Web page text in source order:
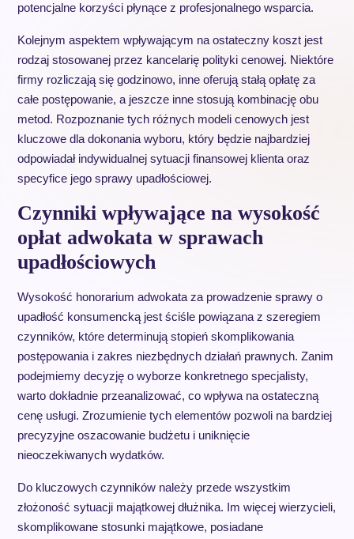
potencjalne korzyści płynące z profesjonalnego wsparcia.
Kolejnym aspektem wpływającym na ostateczny koszt jest
rodzaj stosowanej przez kancelarię polityki cenowej. Niektóre
firmy rozliczają się godzinowo, inne oferują stałą opłatę za
całe postępowanie, a jeszcze inne stosują kombinację obu
metod. Rozpoznanie tych różnych modeli cenowych jest
kluczowe dla dokonania wyboru, który będzie najbardziej
odpowiadał indywidualnej sytuacji finansowej klienta oraz
specyfice jego sprawy upadłościowej.
Czynniki wpływające na wysokość
opłat adwokata w sprawach
upadłościowych
Wysokość honorarium adwokata za prowadzenie sprawy o
upadłość konsumencką jest ściśle powiązana z szeregiem
czynników, które determinują stopień skomplikowania
postępowania i zakres niezbędnych działań prawnych. Zanim
podejmiemy decyzję o wyborze konkretnego specjalisty,
warto dokładnie przeanalizować, co wpływa na ostateczną
cenę usługi. Zrozumienie tych elementów pozwoli na bardziej
precyzyjne oszacowanie budżetu i uniknięcie
nieoczekiwanych wydatków.
Do kluczowych czynników należy przede wszystkim
złożoność sytuacji majątkowej dłużnika. Im więcej wierzycieli,
skomplikowane stosunki majątkowe, posiadane